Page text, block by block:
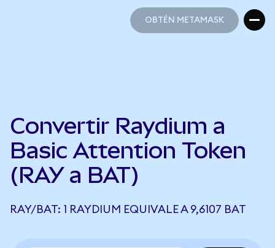
OBTÉN METAMASK
Convertir Raydium a
Basic Attention Token
(RAY a BAT)
RAY/BAT: 1 RAYDIUM EQUIVALE A 9,6107 BAT